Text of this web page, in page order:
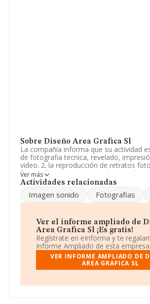
Sobre Diseño Area Grafica Sl
La compañía informa que su actividad
de fotografia tecnica, revelado,
video. 2. la reproducción de retratos
fotografias comerciales. 3. la
de textos o imágenes por cualquier pr.
con código 'Servicios de preimpresión y
soportes'. La compañía no tiene
En base a la Recomendación 2003/361/
Comisión, de 6 de mayo de 2003, sobre
microempresas, pequeñas y medianas
compañía se puede calificar como
relación con la productividad en 2017, el
registradas ha sido igual que el año
disponible en INFORMA, ha dispuesto
Ver más
Actividades relacionadas
Imagen sonido Fotografias
Ver el informe ampliado de
Area Grafica Sl ¡Es gratis!
Regístrate en eInforma y te
Informe Ampliado de esta empresa.
VER INFORME AMPLIADO DE
AREA GRAFICA SL